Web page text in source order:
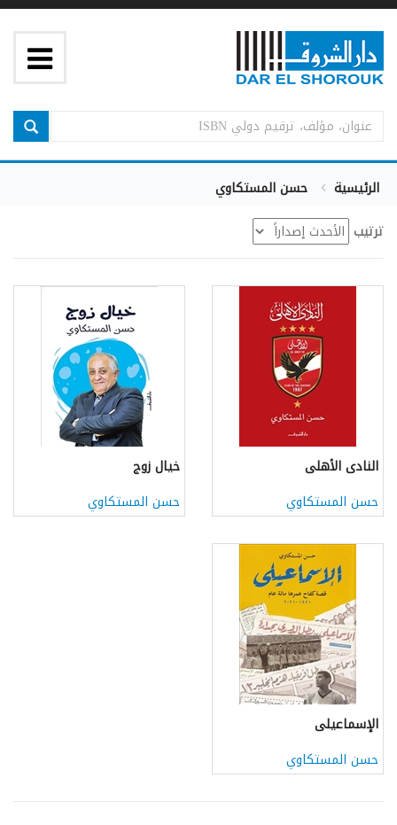
الرئيسية
حسن المستكاوي
ترتيب
النادى الأهلى
حسن المستكاوي
خيال زوج
حسن المستكاوي
الإسماعيلى
حسن المستكاوي